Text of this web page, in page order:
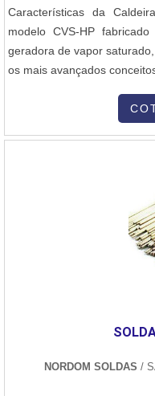
Nesse sentido, é válido
constantemente em
garantindo
ESPECIALIZADA EM
soldagens de eletrofusão e
também investe em
contando com
Características da
modelo CVS-HP
geradora de vapor
os mais avançados
utiliza combustão
NORDOM SOLDAS /